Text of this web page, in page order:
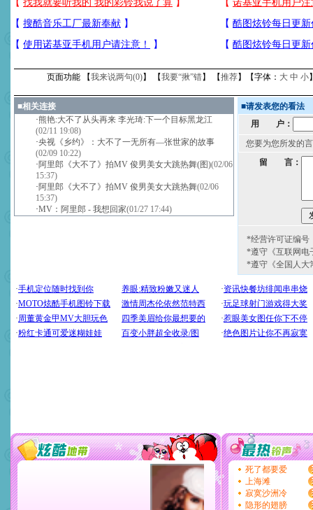
页面功能 【我来说两句(0)】 【我要“揪”错】 【推荐】【字体： 大 中 小
■相关连接
·熊艳:大不了从头再来 李光琦:下一个目标黑龙江
(02/11 19:08)
·央视《乡约》：大不了一无所有—张世家的故事
(02/09 10:22)
·阿里郎《大不了》拍MV 俊男美女大跳热舞(图)(02/06
15:37)
·阿里郎《大不了》拍MV 俊男美女大跳热舞(02/06
15:37)
·MV：阿里郎 - 我想回家(01/27 17:44)
■请发表您的看法
用 户：
您要为您所发的
留 言：
*经营许可证编号
*遵守《互联网电
*遵守《全国人大